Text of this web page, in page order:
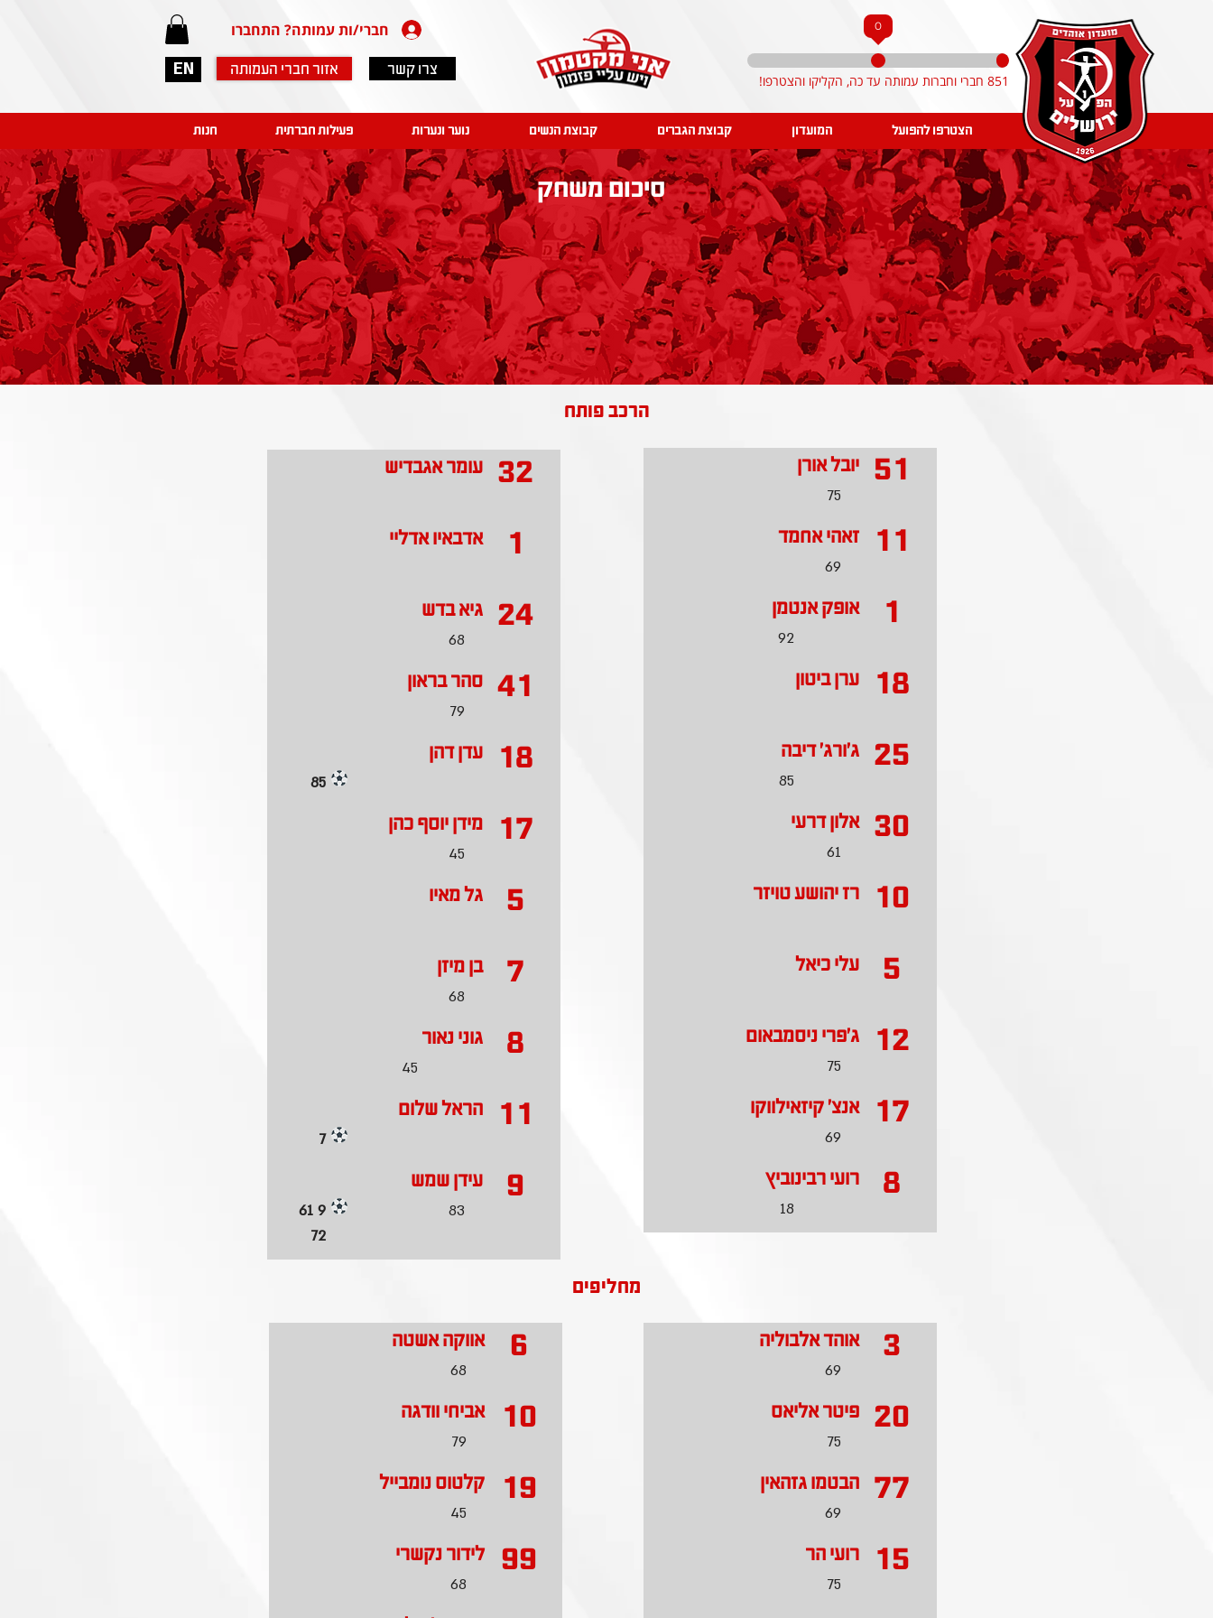
EN
חברי/ות עמותה? התחברו
אזור חברי העמותה צרו קשר
0
851 חברי וחברות עמותה עד כה, הקליקו והצטרפו!
הצטרפו להפועל המועדון קבוצת הגברים קבוצת הנשים נוער ונערות פעילות חברתית חנות
סיכום משחק
הרכב פותח
עומר אגבדיש 32
אדבאיו אדליי 1
גיא בדש
68
24
סהר בראון
79
41
עדן דהן
85
18
מידן יוסף כהן
45
17
גל מאיו 5
בן מיזן
68
7
גוני נאור
45
8
הראל שלום
7
11
עידן שמש
9 61
72
83
9
יובל אורן
75
51
זאהי אחמד
69
11
אופק אנטמן
92
1
ערן ביטון 18
ג'ורג' דיבה
85
25
אלון דרעי
61
30
רז יהושע טויזר 10
עלי כיאל 5
ג'פרי ניסמבאום
75
12
אנצ' קיזאילווקו
69
17
רועי רבינוביץ
18
8
מחליפים
אווקה אשטה
68
6
אביחי וודגה
79
10
קלטוס נומבייל
45
19
לידור נקשרי
68
99
אוהד אלבוליה
69
3
פיטר אליאס
75
20
הבטמו גזהאין
69
77
רועי הר
75
15